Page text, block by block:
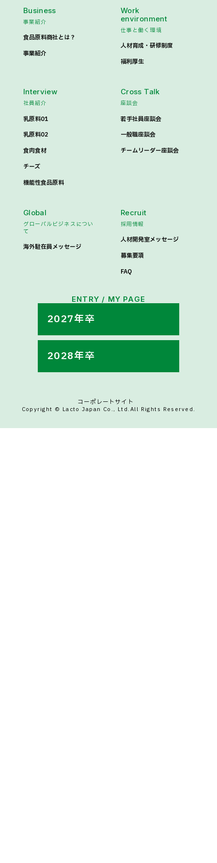
ENTRY / MY PAGE
2027年卒
2028年卒
Business
事業紹介
食品原料商社とは？
事業紹介
Work
environment
仕事と働く環境
人材育成・研修制度
福利厚生
Interview
社員紹介
乳原料01
乳原料02
食肉食材
チーズ
機能性食品原料
Cross Talk
座談会
若手社員座談会
一般職座談会
チームリーダー座談会
Global
グローバルビジネスについ
て
海外駐在員メッセージ
Recruit
採用情報
人材開発室メッセージ
募集要項
FAQ
コーポレートサイト
Copyright © Lacto Japan Co., Ltd.All Rights Reserved.